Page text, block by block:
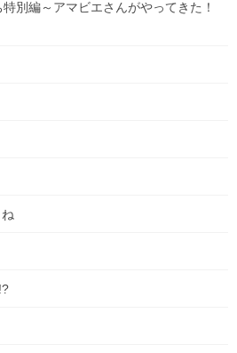
別編～アマビエさんがやってきた！